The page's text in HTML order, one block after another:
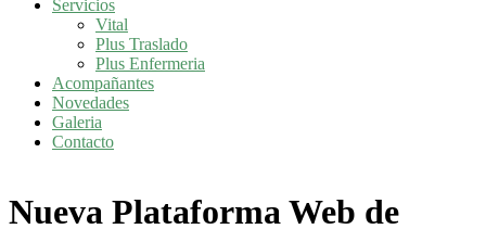
Servicios
Vital
Plus Traslado
Plus Enfermeria
Acompañantes
Novedades
Galeria
Contacto
Nueva Plataforma Web de